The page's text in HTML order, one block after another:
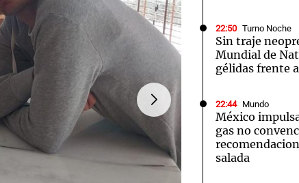
22:50 Turno Noche
Sin traje
Mundial de
gélidas frente
22:44 Mundo
México
gas no
salada